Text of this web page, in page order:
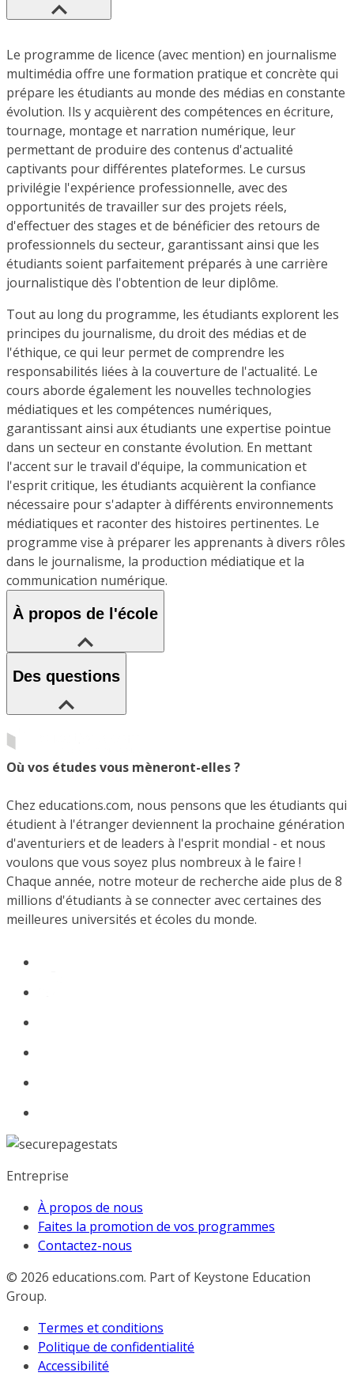
Le programme de licence (avec mention) en journalisme
multimédia offre une formation pratique et concrète qui
prépare les étudiants au monde des médias en constante
évolution. Ils y acquièrent des compétences en écriture,
tournage, montage et narration numérique, leur
permettant de produire des contenus d'actualité
captivants pour différentes plateformes. Le cursus
privilégie l'expérience professionnelle, avec des
opportunités de travailler sur des projets réels,
d'effectuer des stages et de bénéficier des retours de
professionnels du secteur, garantissant ainsi que les
étudiants soient parfaitement préparés à une carrière
journalistique dès l'obtention de leur diplôme.
Tout au long du programme, les étudiants explorent les
principes du journalisme, du droit des médias et de
l'éthique, ce qui leur permet de comprendre les
responsabilités liées à la couverture de l'actualité. Le
cours aborde également les nouvelles technologies
médiatiques et les compétences numériques,
garantissant ainsi aux étudiants une expertise pointue
dans un secteur en constante évolution. En mettant
l'accent sur le travail d'équipe, la communication et
l'esprit critique, les étudiants acquièrent la confiance
nécessaire pour s'adapter à différents environnements
médiatiques et raconter des histoires pertinentes. Le
programme vise à préparer les apprenants à divers rôles
dans le journalisme, la production médiatique et la
communication numérique.
À propos de l'école
Des questions
Où vos études vous mèneront-elles ?
Chez educations.com, nous pensons que les étudiants qui
étudient à l'étranger deviennent la prochaine génération
d'aventuriers et de leaders à l'esprit mondial - et nous
voulons que vous soyez plus nombreux à le faire !
Chaque année, notre moteur de recherche aide plus de 8
millions d'étudiants à se connecter avec certaines des
meilleures universités et écoles du monde.
Entreprise
À propos de nous
Faites la promotion de vos programmes
Contactez-nous
© 2026 educations.com. Part of Keystone Education
Group.
Termes et conditions
Politique de confidentialité
Accessibilité